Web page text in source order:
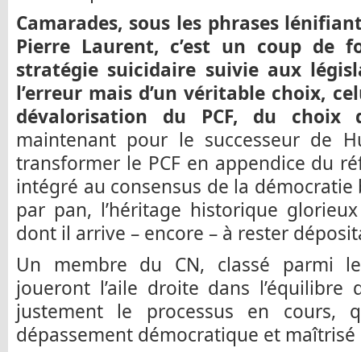
Camarades, sous les phrases
Pierre Laurent, c’est un coup de
stratégie suicidaire suivie aux
l’erreur mais d’un véritable choix,
dévalorisation du PCF, du
maintenant pour le successeur de
transformer le PCF en appendice du
intégré au consensus de la
par pan, l’héritage historique
dont il arrive – encore – à rester
Un membre du CN, classé parmi
joueront l’aile droite dans
justement le processus en
dépassement démocratique et maîtrisé